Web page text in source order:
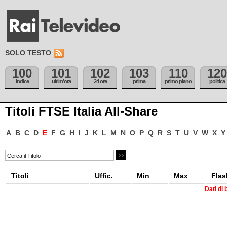
SOLO TESTO
100
indice
101
ultim'ora
102
24 ore
103
prima
110
primo piano
120
politica
Titoli FTSE Italia All-Share
A B C D E F G H I J K L M N O P Q R S T U V W X Y
Titoli Uffic. Min Max
Dati di